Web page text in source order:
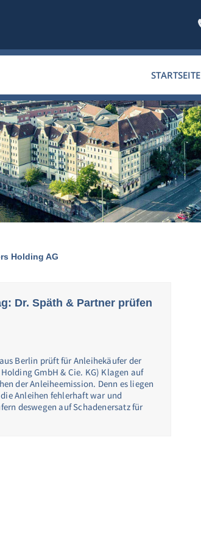
STARTSEITE
Holding AG
Dr. Späth & Partner prüfen
Berlin prüft für Anleihekäufer der
GmbH & Cie. KG) Klagen auf
der Anleiheemission. Denn es liegen
Anleihen fehlerhaft war und
deswegen auf Schadenersatz für